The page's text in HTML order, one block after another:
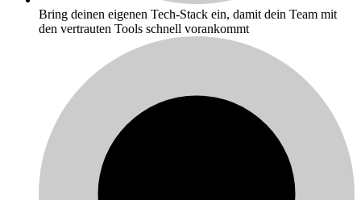
Bring deinen eigenen Tech-Stack ein, damit dein Team mit
den vertrauten Tools schnell vorankommt